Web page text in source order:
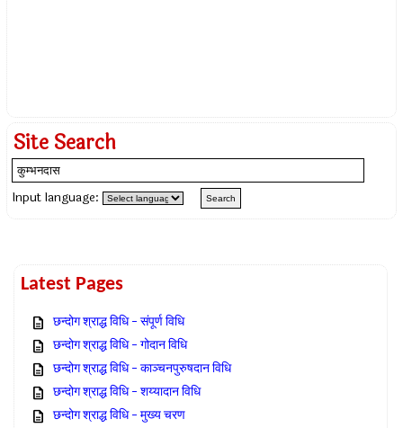
Site Search
Input language:
Latest Pages
छन्दोग श्राद्ध विधि – संपूर्ण विधि
छन्दोग श्राद्ध विधि – गोदान विधि
छन्दोग श्राद्ध विधि – काञ्चनपुरुषदान विधि
छन्दोग श्राद्ध विधि – शय्यादान विधि
छन्दोग श्राद्ध विधि – मुख्य चरण